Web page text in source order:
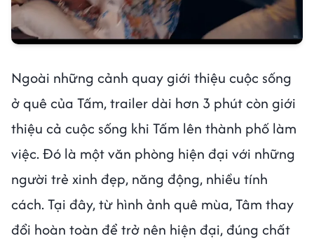
Ngoài những cảnh quay giới thiệu cuộc sống
ở quê của Tấm, trailer dài hơn 3 phút còn giới
thiệu cả cuộc sống khi Tấm lên thành phố làm
việc. Đó là một văn phòng hiện đại với những
người trẻ xinh đẹp, năng động, nhiều tính
cách. Tại đây, từ hình ảnh quê mùa, Tâm thay
đổi hoàn toàn để trở nên hiện đại, đúng chất